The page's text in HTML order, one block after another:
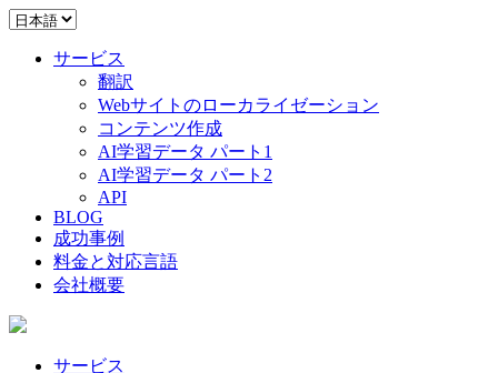
サービス
翻訳
Webサイトのローカライゼーション
コンテンツ作成
AI学習データ パート1
AI学習データ パート2
API
BLOG
成功事例
料金と対応言語
会社概要
サービス